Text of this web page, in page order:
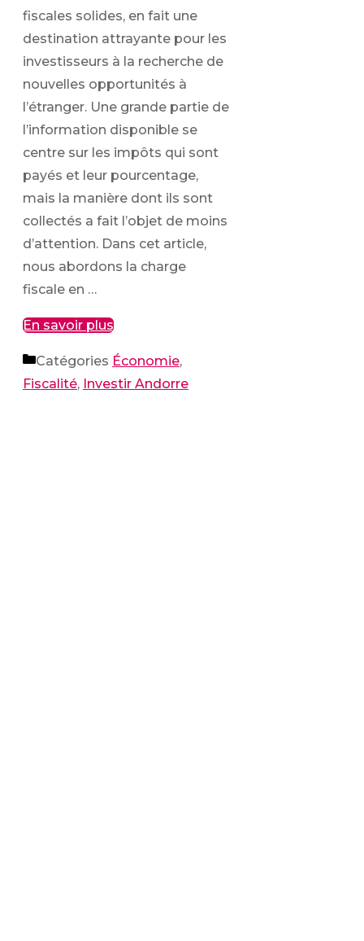
fiscales solides, en fait une
destination attrayante pour les
investisseurs à la recherche de
nouvelles opportunités à
l’étranger. Une grande partie de
l’information disponible se
centre sur les impôts qui sont
payés et leur pourcentage,
mais la manière dont ils sont
collectés a fait l’objet de moins
d’attention. Dans cet article,
nous abordons la charge
fiscale en …
En savoir plus
Catégories Économie,
Fiscalité, Investir Andorre